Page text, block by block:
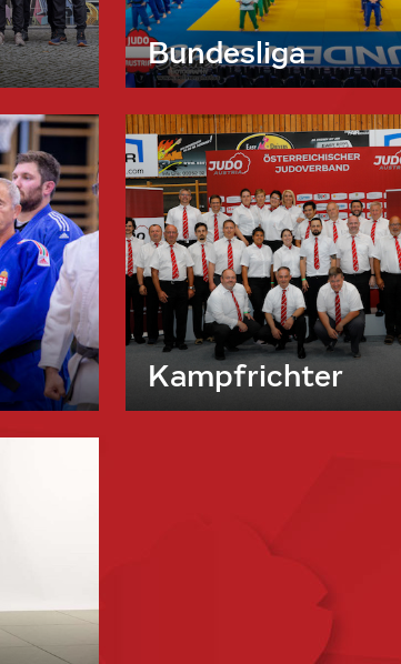
Bundesliga
Kampfrichter